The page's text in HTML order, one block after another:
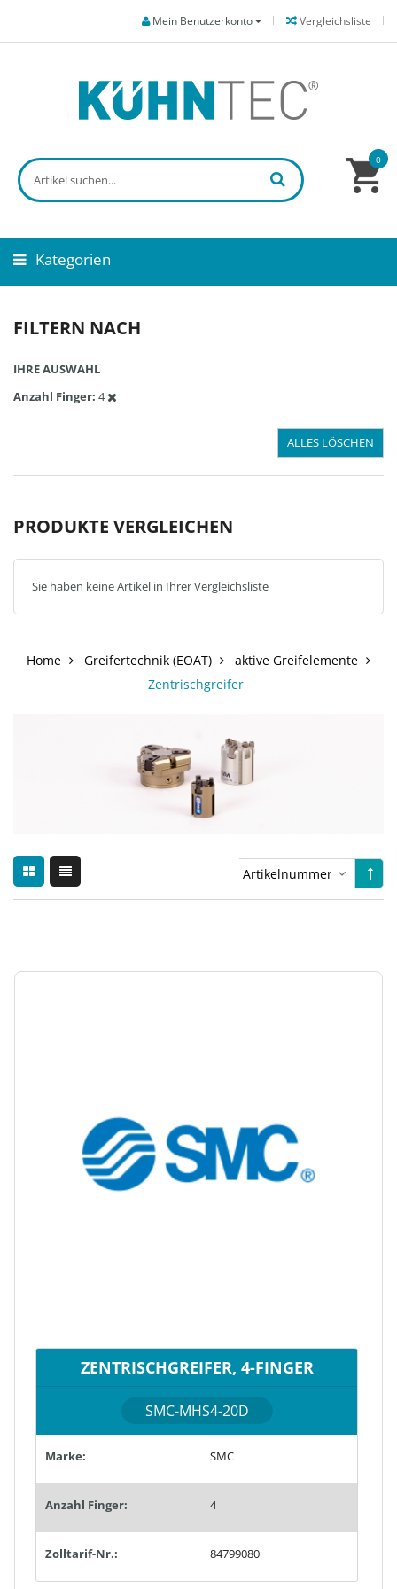
Vergleichsliste
Mein Benutzerkonto
0
Kategorien
FILTERN NACH
IHRE AUSWAHL
Anzahl Finger 4
ALLES LÖSCHEN
PRODUKTE VERGLEICHEN
Sie haben keine Artikel in Ihrer Vergleichsliste
Home Greifertechnik (EOAT)
aktive Greifelemente
Zentrischgreifer
ZENTRISCHGREIFER, 4-FINGER
SMC-MHS4-20D
Marke: SMC
Anzahl Finger: 4
Zolltarif-Nr.: 84799080